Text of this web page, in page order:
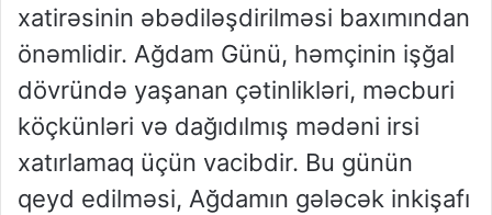
xatirəsinin əbədiləşdirilməsi baxımından
önəmlidir. Ağdam Günü, həmçinin işğal
dövründə yaşanan çətinlikləri, məcburi
köçkünləri və dağıdılmış mədəni irsi
xatırlamaq üçün vacibdir. Bu günün
qeyd edilməsi, Ağdamın gələcək inkişafı